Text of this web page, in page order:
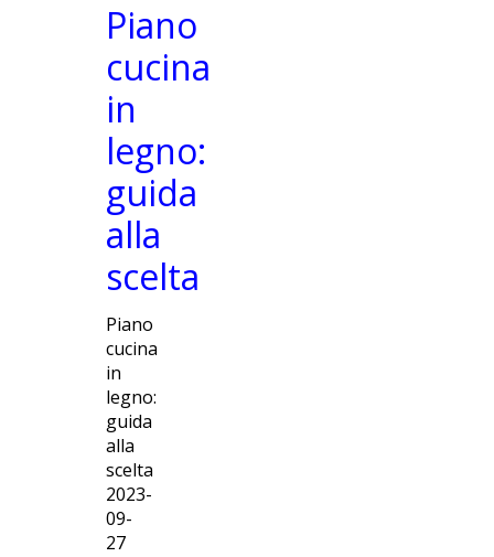
Piano
cucina
in
legno:
guida
alla
scelta
Piano
cucina
in
legno:
guida
alla
scelta
2023-
09-
27